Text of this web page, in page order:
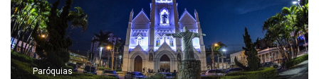
Paróquias